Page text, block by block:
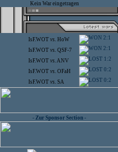
Kein War eingetragen
IsF.WOT vs. HoW 2:1
IsF.WOT vs. QSF-7 2:1
IsF.WOT vs.ANV 1:2
IsF.WOT vs. OFaH 0:2
IsF.WOT vs. SA 0:2
- Zur Sponsor Section -